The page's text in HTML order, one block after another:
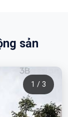
sản
1 / 3